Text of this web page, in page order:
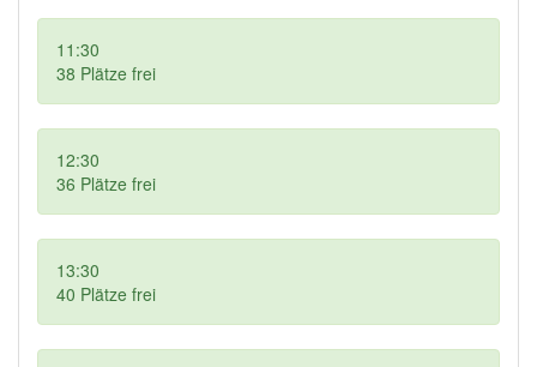
11:30
38 Plätze frei
12:30
36 Plätze frei
13:30
40 Plätze frei